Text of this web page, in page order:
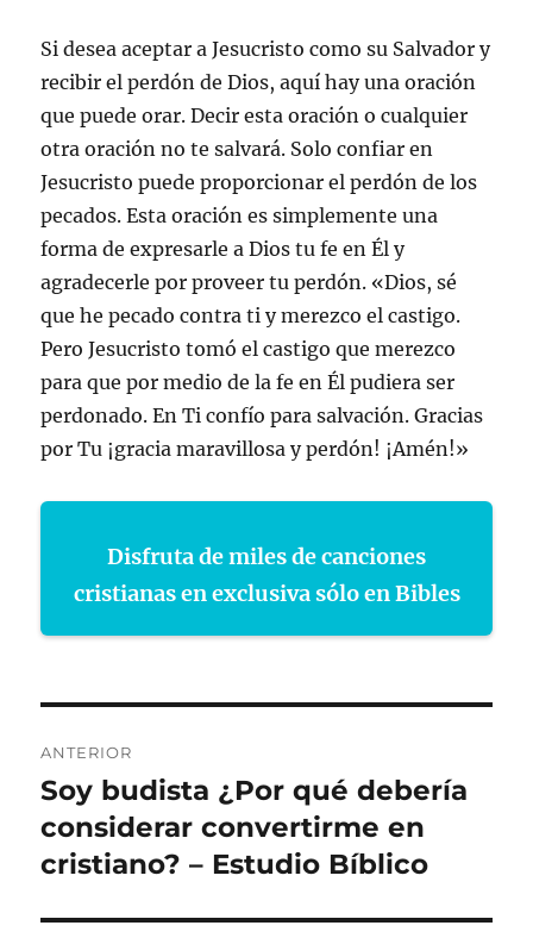
Si desea aceptar a Jesucristo como su Salvador y
recibir el perdón de Dios, aquí hay una oración
que puede orar. Decir esta oración o cualquier
otra oración no te salvará. Solo confiar en
Jesucristo puede proporcionar el perdón de los
pecados. Esta oración es simplemente una
forma de expresarle a Dios tu fe en Él y
agradecerle por proveer tu perdón. «Dios, sé
que he pecado contra ti y merezco el castigo.
Pero Jesucristo tomó el castigo que merezco
para que por medio de la fe en Él pudiera ser
perdonado. En Ti confío para salvación. Gracias
por Tu ¡gracia maravillosa y perdón! ¡Amén!»
Disfruta de miles de canciones
cristianas en exclusiva sólo en Bibles
de
entradas
ANTERIOR
Entrada
anterior:
Soy budista ¿Por qué debería
considerar convertirme en
cristiano? – Estudio Bíblico